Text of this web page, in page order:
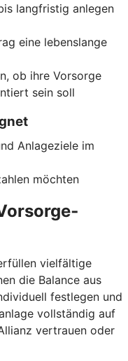
langfristig anlegen
eine lebenslange
ob ihre Vorsorge
sein soll
Anlageziele im
möchten
vielfältige
die Balance aus
festlegen und
vollständig auf
vertrauen oder